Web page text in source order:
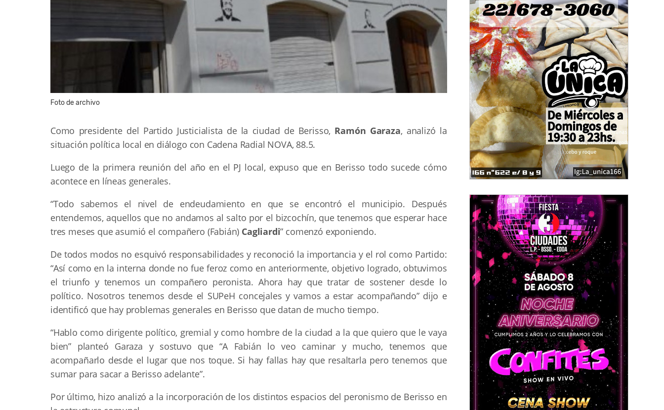
Foto de archivo
Como presidente del Partido Justicialista de la ciudad de Berisso, Ramón Garaza, analizó la
situación política local en diálogo con Cadena Radial NOVA, 88.5.
Luego de la primera reunión del año en el PJ local, expuso que en Berisso todo sucede cómo
acontece en líneas generales.
“Todo sabemos el nivel de endeudamiento en que se encontró el municipio. Después
entendemos, aquellos que no andamos al salto por el bizcochín, que tenemos que esperar hace
tres meses que asumió el compañero (Fabián) Cagliardi” comenzó exponiendo.
De todos modos no esquivó responsabilidades y reconoció la importancia y el rol como Partido:
“Así como en la interna donde no fue feroz como en anteriormente, objetivo logrado, obtuvimos
el triunfo y tenemos un compañero peronista. Ahora hay que tratar de sostener desde lo
político. Nosotros tenemos desde el SUPeH concejales y vamos a estar acompañando” dijo e
identificó que hay problemas generales en Berisso que datan de mucho tiempo.
“Hablo como dirigente político, gremial y como hombre de la ciudad a la que quiero que le vaya
bien” planteó Garaza y sostuvo que “A Fabián lo veo caminar y mucho, tenemos que
acompañarlo desde el lugar que nos toque. Si hay fallas hay que resaltarla pero tenemos que
sumar para sacar a Berisso adelante”.
Por último, hizo analizó a la incorporación de los distintos espacios del peronismo de Berisso en